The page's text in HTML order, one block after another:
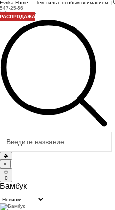
Evrika Home — Текстиль с особым вниманием |
547-25-56
×
0
Бамбук
РАСПРОДАЖА
РАСПРОДАЖА
РАСПРОДАЖА
РАСПРОДАЖА